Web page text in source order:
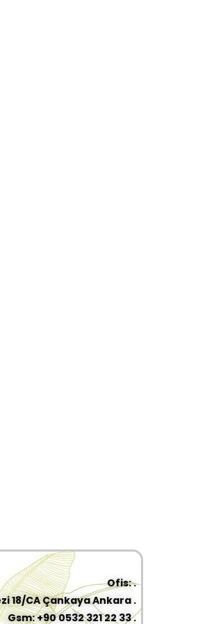
Ofis: .
18/CA Çankaya Ankara .
Gsm: +90 0532 321 22 33 .